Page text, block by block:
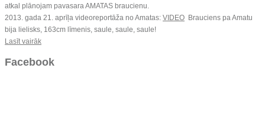
atkal plānojam pavasara AMATAS braucienu.
2013. gada 21. aprīļa videoreportāža no Amatas: VIDEO Brauciens pa Amatu
bija lielisks, 163cm līmenis, saule, saule, saule!
Lasīt vairāk
Facebook